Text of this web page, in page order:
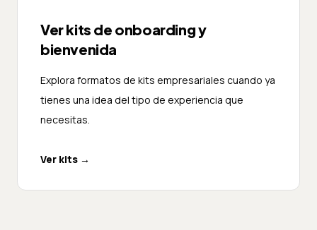
Ver kits de onboarding y
bienvenida
Explora formatos de kits empresariales cuando ya
tienes una idea del tipo de experiencia que
necesitas.
Ver kits →